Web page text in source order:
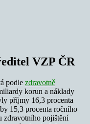
VZP ČR
podle zdravotně
korun a náklady
příjmy 16,3 procenta
15,3 procenta ročního
zdravotního pojištění